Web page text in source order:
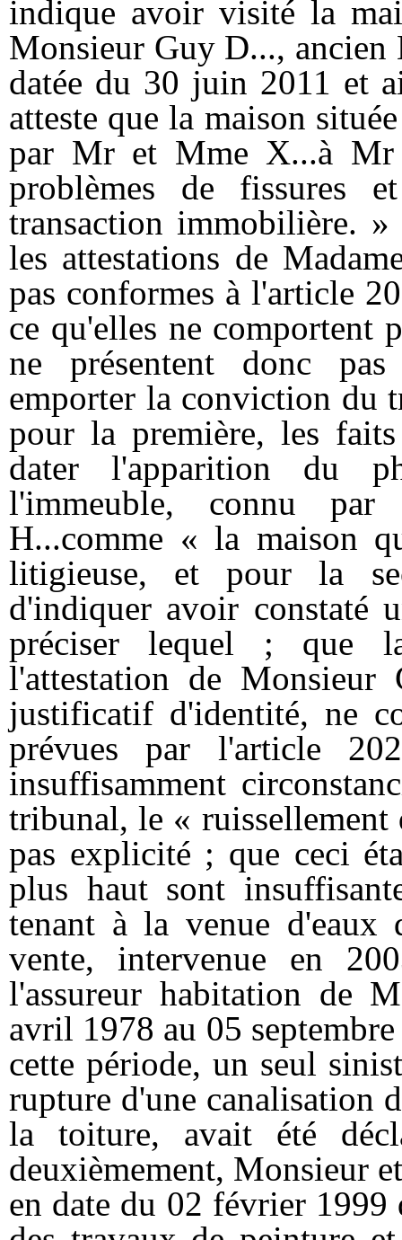
indique avoir visité la
Monsieur Guy D...,
datée du 30 juin 2011 et
atteste que la maison
par Mr et Mme X...à Mr
problèmes de fissures
transaction immobilière.
les attestations de
pas conformes à l'article
ce qu'elles ne comportent
ne présentent donc
emporter la conviction du
pour la première, les
dater l'apparition du
l'immeuble, connu
H...comme « la maison
litigieuse, et pour la
d'indiquer avoir constaté
préciser lequel ; que
l'attestation de Monsieur
justificatif d'identité, ne
prévues par l'article
insuffisamment
tribunal, le «
pas explicité ; que ceci
plus haut sont
tenant à la venue d'eaux
vente, intervenue en
l'assureur habitation de
avril 1978 au 05
cette période, un seul
rupture d'une canalisation
la toiture, avait été
deuxièmement, Monsieur
en date du 02 février 1999